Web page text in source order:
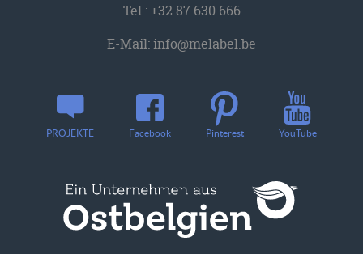
Tel.:+32 87 630 666
E-Mail:info@melabel.be
PROJEKTE Facebook Pinterest YouTube